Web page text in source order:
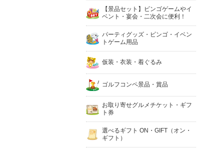
【景品セット】ビンゴゲームやイ
ベント・宴会・二次会に便利！
パーティグッズ・ビンゴ・イベン
トゲーム用品
仮装・衣装・着ぐるみ
ゴルフコンペ景品・賞品
お取り寄せグルメチケット・ギフ
ト券
選べるギフト ON・GIFT（オン・
ギフト）